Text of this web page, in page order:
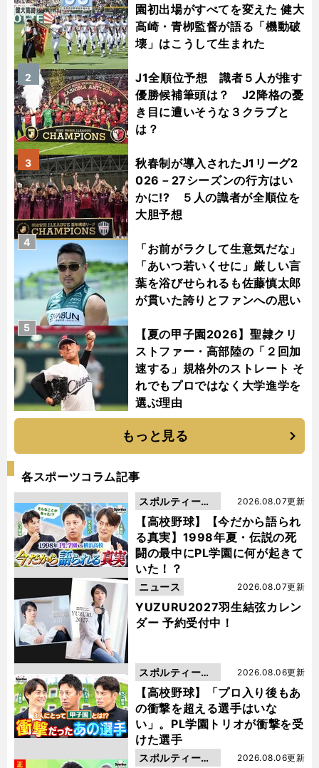
園初出場がすべてを変えた 健大
高崎・青栁監督が語る「機動破
壊」はこうして生まれた
J1全順位予想 識者５人が推す
優勝候補筆頭は？ J2降格の憂
き目に遭いそうな３クラブと
は？
2
秋春制が導入されたJ1リーグ2
026－27シーズンの行方はい
かに!? ５人の識者が全順位を
大胆予想
3
「お前がラクして生意気だな」
「あいつ若いくせに」厳しい言
葉を浴びせられるも佐藤慎太郎
が貫いた誇りとファンへの思い
4
【夏の甲子園2026】聖隷クリ
ストファー・高部陸の「２回加
速する」規格外のストレート そ
れでもプロではなく大学進学を
選ぶ理由
5
もっと見る
各スポーツコラム記事
【高校野球】【今だから語られ
る真実】1998年夏・伝説の死
闘の最中にPL学園に何が起きて
いた！？
2026.08.07更新
スポルティーバ
動画
YUZURU2027羽生結弦カレン
ダー 予約受付中！
2026.08.07更新
ニュース
【高校野球】「プロ入り後もあ
の衝撃を超える選手はいな
い」。PL学園トリオが衝撃を受
けた選手
2026.08.06更新
スポルティーバ
動画
2026.08.06更新
スポルティーバ